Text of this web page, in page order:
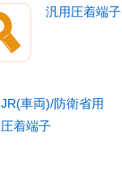
汎用圧着端子
JR(車両)/防衛省用
圧着端子